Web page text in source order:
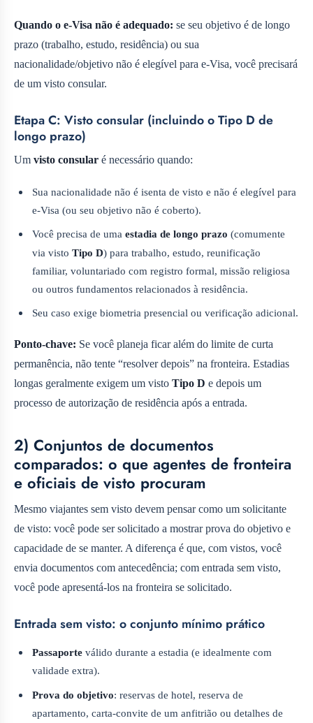
Quando o e‑Visa não é adequado: se seu objetivo é de longo
prazo (trabalho, estudo, residência) ou sua
nacionalidade/objetivo não é elegível para e‑Visa, você precisará
de um visto consular.
Etapa C: Visto consular (incluindo o Tipo D de
longo prazo)
Um visto consular é necessário quando:
Sua nacionalidade não é isenta de visto e não é elegível para
e‑Visa (ou seu objetivo não é coberto).
Você precisa de umaestadia de longo prazo (comumente
via vistoTipo D) para trabalho, estudo, reunificação
familiar, voluntariado com registro formal, missão religiosa
ou outros fundamentos relacionados à residência.
Seu caso exige biometria presencial ou verificação adicional.
Ponto-chave: Se você planeja ficar além do limite de curta
permanência, não tente “resolver depois” na fronteira. Estadias
longas geralmente exigem um visto Tipo D e depois um
processo de autorização de residência após a entrada.
2) Conjuntos de documentos
comparados: o que agentes de fronteira
e oficiais de visto procuram
Mesmo viajantes sem visto devem pensar como um solicitante
de visto: você pode ser solicitado a mostrar prova do objetivo e
capacidade de se manter. A diferença é que, com vistos, você
envia documentos com antecedência; com entrada sem visto,
você pode apresentá-los na fronteira se solicitado.
Entrada sem visto: o conjunto mínimo prático
Passaporte válido durante a estadia (e idealmente com
validade extra).
Prova do objetivo: reservas de hotel, reserva de
apartamento, carta-convite de um anfitrião ou detalhes de